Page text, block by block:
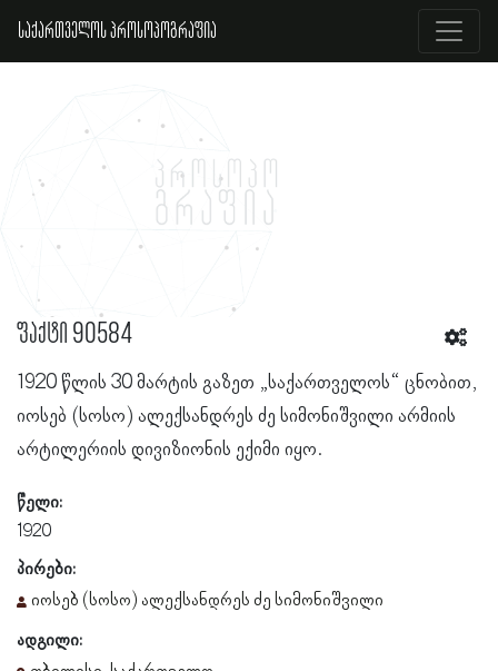
საქართველოს პროსოპოგრაფია
ფაქტი 90584
1920 წლის 30 მარტის გაზეთ „საქართველოს“ ცნობით,
იოსებ (სოსო) ალექსანდრეს ძე სიმონიშვილი არმიის
არტილერიის დივიზიონის ექიმი იყო.
წელი:
1920
პირები:
იოსებ (სოსო) ალექსანდრეს ძე სიმონიშვილი
ადგილი: